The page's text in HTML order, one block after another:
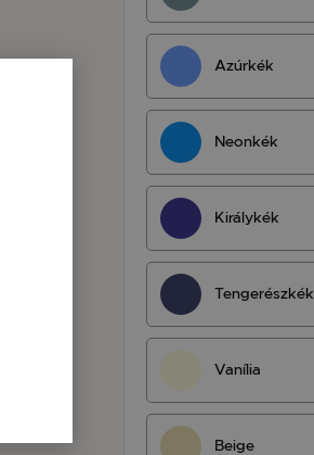
Azúrkék
Neonkék
Királykék
Tengerészkék
Vanília
Beige